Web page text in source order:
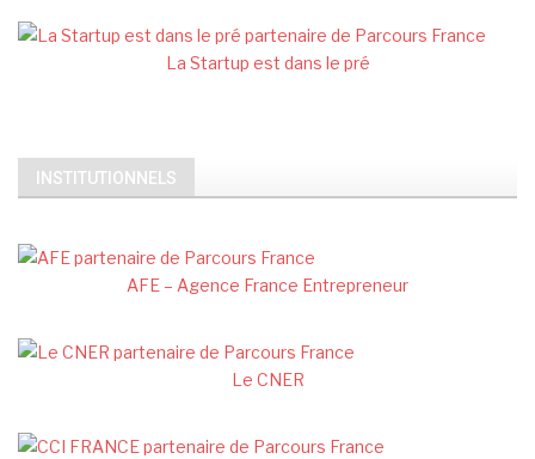
La Startup est dans le pré
INSTITUTIONNELS
AFE – Agence France Entrepreneur
Le CNER